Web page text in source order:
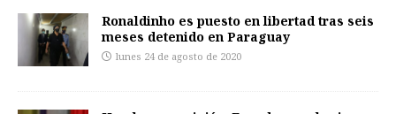
Ronaldinho es puesto en libertad tras seis
meses detenido en Paraguay
lunes 24 de agosto de 2020